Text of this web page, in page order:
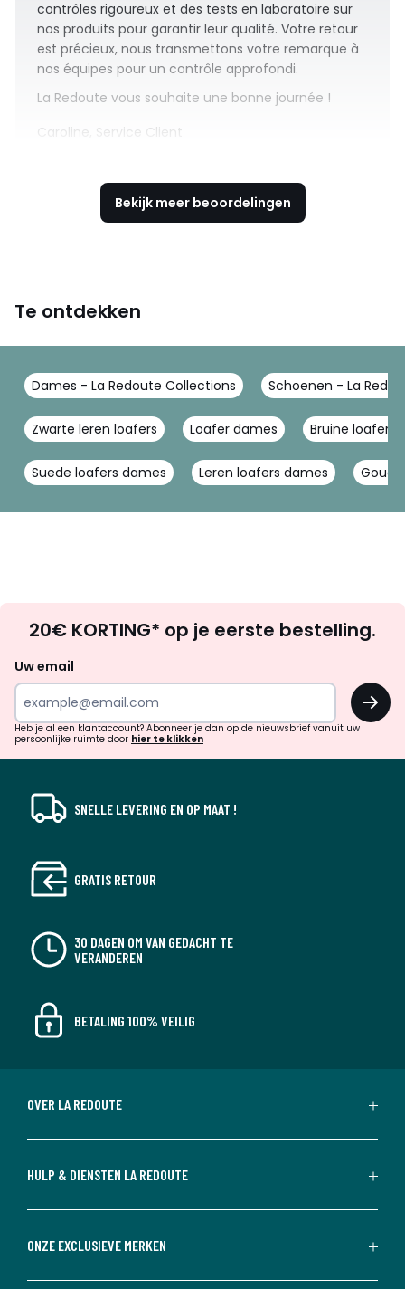
contrôles rigoureux et des tests en laboratoire sur
nos produits pour garantir leur qualité. Votre retour
est précieux, nous transmettons votre remarque à
nos équipes pour un contrôle approfondi.
La Redoute vous souhaite une bonne journée !
Caroline, Service Client
Bekijk meer beoordelingen
Te ontdekken
Dames - La Redoute Collections Schoenen - La
Zwarte leren loafers Loafer dames Bruine loafers
Suede loafers dames Leren loafers dames
zoek
inspiratie
verrassingen?
20€ KORTING* op je eerste bestelling.
Uw email
OK
Heb je al een klantaccount? Abonneer je dan op de nieuwsbrief vanuit uw
persoonlijke ruimte door hier te klikken
SNELLE LEVERING EN OP MAAT !
GRATIS RETOUR
30 DAGEN OM VAN GEDACHT TE
VERANDEREN
BETALING 100% VEILIG
OVER LA REDOUTE
HULP & DIENSTEN LA REDOUTE
ONZE EXCLUSIEVE MERKEN